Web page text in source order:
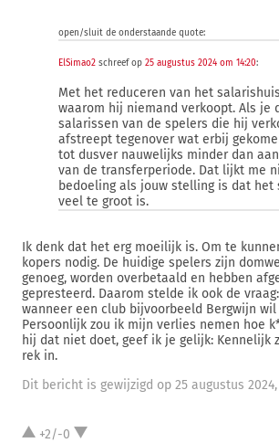
open/sluit de onderstaande quote:
ElSimao2 schreef op 25 augustus 2024 om 14:20:
Met het reduceren van het
waarom hij niemand verkoopt. Als je
salarissen van de spelers die hij
afstreept tegenover wat erbij
tot dusver nauwelijks minder dan
van de transferperiode. Dat lijkt me
bedoeling als jouw stelling is dat het
veel te groot is.
Ik denk dat het erg moeilijk is. Om te
kopers nodig. De huidige spelers zijn
genoeg, worden overbetaald en hebben
gepresteerd. Daarom stelde ik ook de
wanneer een club bijvoorbeeld Bergwijn wil
Persoonlijk zou ik mijn verlies nemen hoe
hij dat niet doet, geef ik je gelijk: Kennelijk
rek in.
Dit bericht is gewijzigd op 25 augustus 2024,
+2/-0